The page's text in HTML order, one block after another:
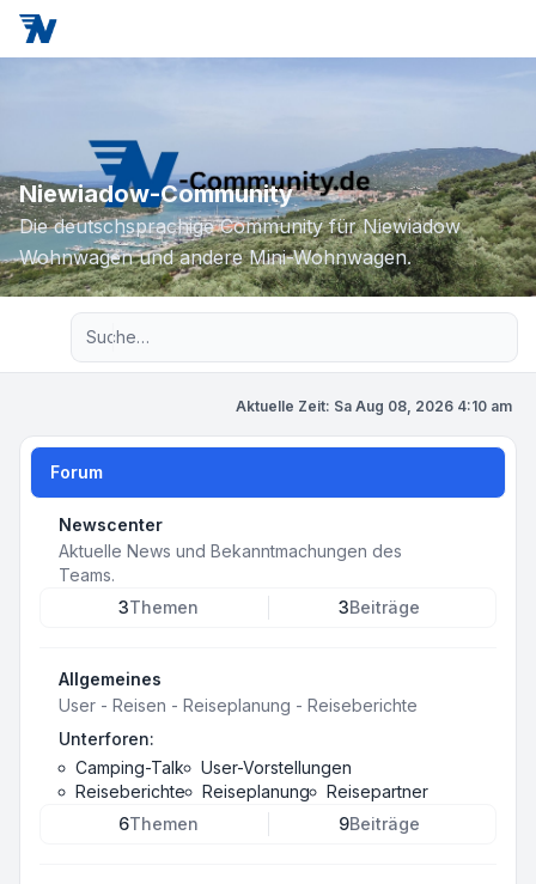
Niewiadow-Community
Die deutschsprachige Community für Niewiadow
Wohnwagen und andere Mini-Wohnwagen.
Aktuelle Zeit: Sa Aug 08, 2026 4:10 am
Forum
Newscenter
Aktuelle News und Bekanntmachungen des
Teams.
3Themen 3Beiträge
Allgemeines
User - Reisen - Reiseplanung - Reiseberichte
Unterforen:
Camping-Talk
User-Vorstellungen
Reiseberichte
Reiseplanung
Reisepartner
6Themen 9Beiträge